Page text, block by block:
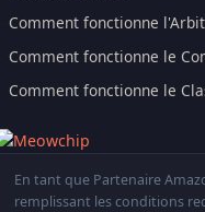
Comment fonctionne
Comment fonctionne le
Comment fonctionne le
En tant que Partenaire
remplissant les conditions